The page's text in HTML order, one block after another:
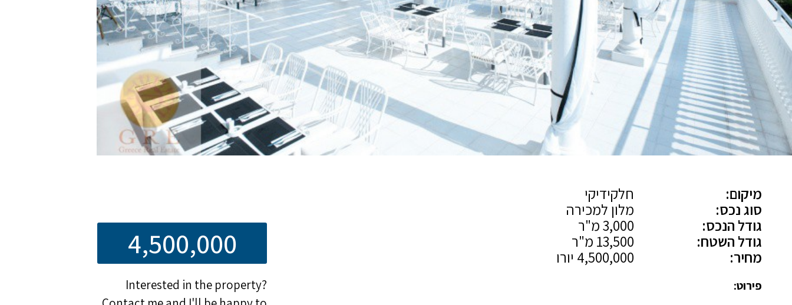
מיקום:
חלקידיקי
סוג נכס:
מלון למכירה
גודל הנכס:
גודל השטח:
מחיר:
פירוט:
4,500,000
Interested in the property?